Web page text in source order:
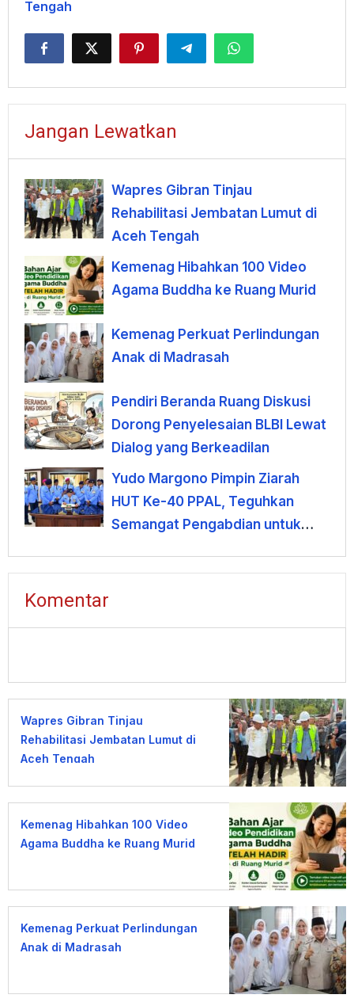
Tengah
Jangan Lewatkan
Wapres Gibran Tinjau
Rehabilitasi Jembatan Lumut di
Aceh Tengah
Kemenag Hibahkan 100 Video
Agama Buddha ke Ruang Murid
Kemenag Perkuat Perlindungan
Anak di Madrasah
Pendiri Beranda Ruang Diskusi
Dorong Penyelesaian BLBI Lewat
Dialog yang Berkeadilan
Yudo Margono Pimpin Ziarah
HUT Ke-40 PPAL, Teguhkan
Semangat Pengabdian untuk
Komentar
Wapres Gibran Tinjau
Rehabilitasi Jembatan Lumut di
Aceh Tengah
Kemenag Hibahkan 100 Video
Agama Buddha ke Ruang Murid
Kemenag Perkuat Perlindungan
Anak di Madrasah